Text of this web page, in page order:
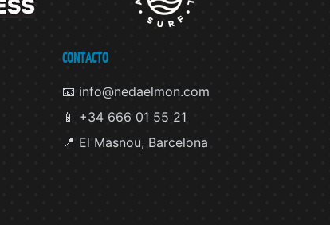
CONTACTO
📧 info@nedaelmon.com
📱 +34 666 01 55 21
📍 El Masnou, Barcelona